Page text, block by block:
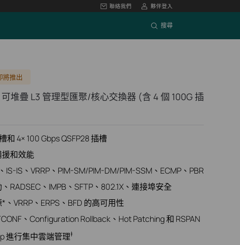
聯絡我們 夥伴登入
搜尋
將推出
堆疊 L3 管理型匯聚/核心交換器 (含 4 個 100G 插
和 4× 100 Gbps QSFP28 插槽
和效能
IS-IS、VRRP、PIM-SM/PIM-DM/PIM-SSM、ECMP、PBR
RADSEC、IMPB、SFTP、802.1X、連接埠安全
VRRP、ERPS、BFD 的高可用性
、Configuration Rollback、Hot Patching 和 RSPAN
進行集中雲端管理‡